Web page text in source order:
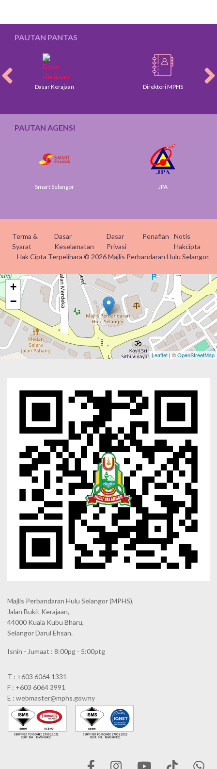
PAUTAN PANTAS
Dasar Kerajaan Direktori MPHS
PAUTAN AGENSI
Smart Selangor JPA
Terma &
Syarat
Dasar
Keselamatan
Dasar
Privasi
Penafian
Notis
Hakcipta
Hak Cipta Terpelihara © 2026 Majlis Perbandaran Hulu Selangor.
+
−
Leaflet | ©OpenStreetMap
Majlis Perbandaran Hulu Selangor (MPHS),
Jalan Bukit Kerajaan,
44000 Kuala Kubu Bharu,
Selangor Darul Ehsan.
Isnin - Jumaat : 8:00pg - 5:00ptg
T : +603 6064 1331
F : +603 6064 3991
E : webmaster@mphs.gov.my